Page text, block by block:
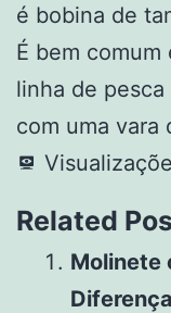
é bobina de
É bem
linha de
com uma vara
Related
Molinete